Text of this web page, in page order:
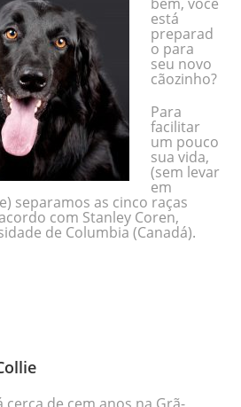
está
preparad
o para
seu novo
cãozinho?
Para
facilitar
um pouco
sua vida,
(sem levar
em
separamos as cinco raças
com Stanley Coren,
de Columbia (Canadá).